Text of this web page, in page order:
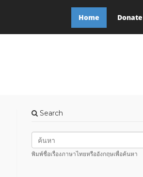
Home Donate
Search
พิมพ์ชื่อเรื่องภาษาไทยหรืออังกฤษเพื่อค้นหา